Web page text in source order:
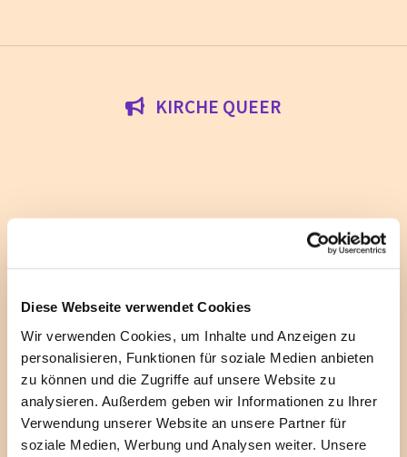
Diese Webseite verwendet Cookies
Wir verwenden Cookies, um Inhalte und Anzeigen zu
personalisieren, Funktionen für soziale Medien anbieten
zu können und die Zugriffe auf unsere Website zu
analysieren. Außerdem geben wir Informationen zu Ihrer
Verwendung unserer Website an unsere Partner für
soziale Medien, Werbung und Analysen weiter. Unsere
 KIRCHE QUEER